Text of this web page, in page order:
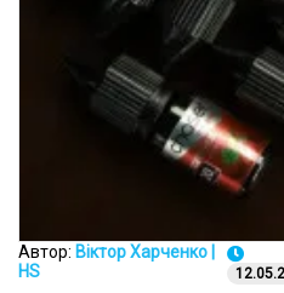
Подарункові набори
Автор: Віктор Харченко |
HS